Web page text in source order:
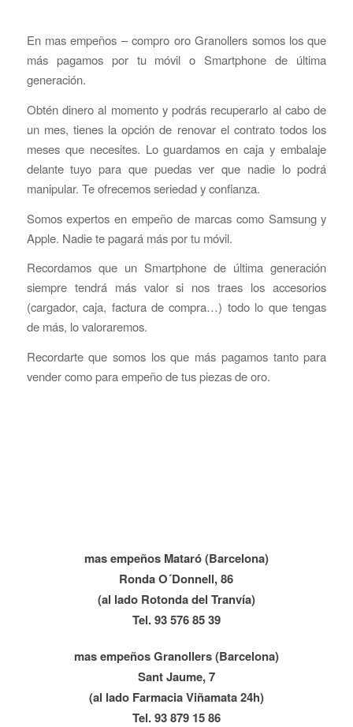
En mas empeños – compro oro Granollers somos los que
más pagamos por tu móvil o Smartphone de última
generación.
Obtén dinero al momento y podrás recuperarlo al cabo de
un mes, tienes la opción de renovar el contrato todos los
meses que necesites. Lo guardamos en caja y embalaje
delante tuyo para que puedas ver que nadie lo podrá
manipular. Te ofrecemos seriedad y confianza.
Somos expertos en empeño de marcas como Samsung y
Apple. Nadie te pagará más por tu móvil.
Recordamos que un Smartphone de última generación
siempre tendrá más valor si nos traes los accesorios
(cargador, caja, factura de compra…) todo lo que tengas
de más, lo valoraremos.
Recordarte que somos los que más pagamos tanto para
vender como para empeño de tus piezas de oro.
mas empeños Mataró (Barcelona)
Ronda O´Donnell, 86
(al lado Rotonda del Tranvía)
Tel. 93 576 85 39
mas empeños Granollers (Barcelona)
Sant Jaume, 7
(al lado Farmacia Viñamata 24h)
Tel. 93 879 15 86